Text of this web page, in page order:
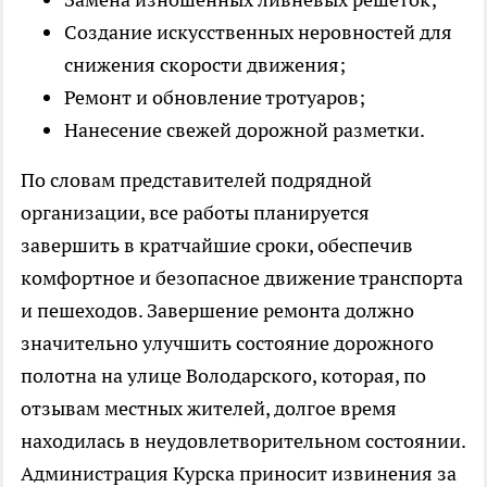
Создание искусственных неровностей для
снижения скорости движения;
Ремонт и обновление тротуаров;
Нанесение свежей дорожной разметки.
По словам представителей подрядной
организации, все работы планируется
завершить в кратчайшие сроки, обеспечив
комфортное и безопасное движение транспорта
и пешеходов. Завершение ремонта должно
значительно улучшить состояние дорожного
полотна на улице Володарского, которая, по
отзывам местных жителей, долгое время
находилась в неудовлетворительном состоянии.
Администрация Курска приносит извинения за